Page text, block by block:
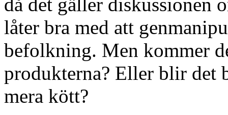
låter bra med att
befolkning. Men kommer
produkterna? Eller blir det
mera kött?